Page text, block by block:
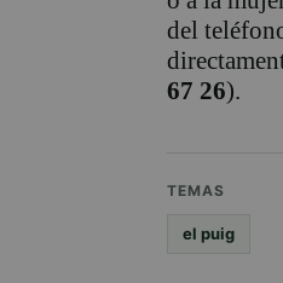
del
67 26).
TEMAS
el puig